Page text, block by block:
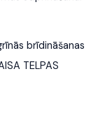
brīdināšanas
TELPAS